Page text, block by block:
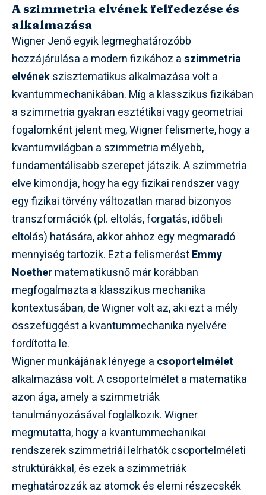
A szimmetria elvének felfedezése és
alkalmazása
Wigner Jenő egyik legmeghatározóbb
hozzájárulása a modern fizikához aszimmetria
elvénekszisztematikus alkalmazása volt a
kvantummechanikában. Míg a klasszikus fizikában
a szimmetria gyakran esztétikai vagy geometriai
fogalomként jelent meg, Wigner felismerte, hogy a
kvantumvilágban a szimmetria mélyebb,
fundamentálisabb szerepet játszik. A szimmetria
elve kimondja, hogy ha egy fizikai rendszer vagy
egy fizikai törvény változatlan marad bizonyos
transzformációk (pl. eltolás, forgatás, időbeli
eltolás) hatására, akkor ahhoz egy megmaradó
mennyiség tartozik. Ezt a felismeréstEmmy
Noethermatematikusnő már korábban
megfogalmazta a klasszikus mechanika
kontextusában, de Wigner volt az, aki ezt a mély
összefüggést a kvantummechanika nyelvére
fordította le.
Wigner munkájának lényege a csoportelmélet
alkalmazása volt. A csoportelmélet a matematika
azon ága, amely a szimmetriák
tanulmányozásával foglalkozik. Wigner
megmutatta, hogy a kvantummechanikai
rendszerek szimmetriái leírhatók csoportelméleti
struktúrákkal, és ezek a szimmetriák
meghatározzák az atomok és elemi részecskék